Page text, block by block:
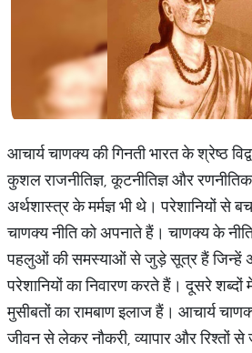
आचार्य चाणक्य की गिनती भारत के श्रेष्ठ
कुशल राजनीतिज्ञ, कूटनीतिज्ञ और
अर्थशास्त्र के मर्मज्ञ भी थे। परेशानियों से
चाणक्य नीति को अपनाते हैं। चाणक्य के
पहलुओं की समस्याओं से जुड़े सूत्र हैं जिन्हें
परेशानियों का निवारण करते हैं। दूसरे शब्दों
मुसीबतों का रामबाण इलाज हैं। आचार्य
जीवन से लेकर नौकरी, व्यापार और